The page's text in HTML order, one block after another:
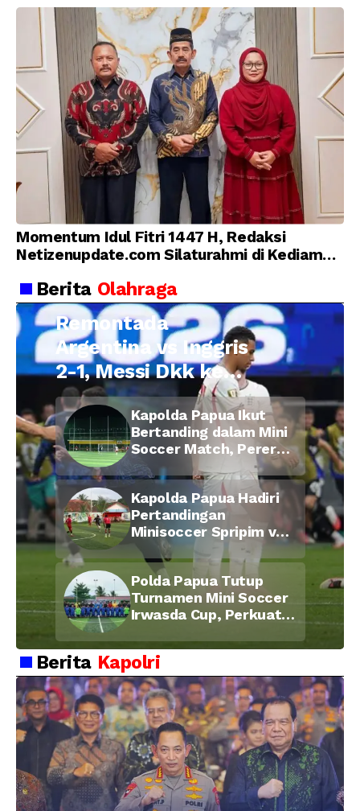
Momentum Idul Fitri 1447 H, Redaksi
Netizenupdate.com Silaturahmi di Kediaman
Berita Olahraga
Remontada
Argentina vs Inggris
2-1, Messi Dkk ke
Final Piala Dunia
2026
Kapolda Papua Ikut
Bertanding dalam Mini
Soccer Match, Pererat
Kebersamaan Personel
di Bulan Ramadan
Kapolda Papua Hadiri
Pertandingan
Minisoccer Spripim vs
Bid Propam, Pererat
Soliditas dan
Kebersamaan Personel
Polda Papua Tutup
Turnamen Mini Soccer
Irwasda Cup, Perkuat
Kebersamaan Personel
Berita Kapolri